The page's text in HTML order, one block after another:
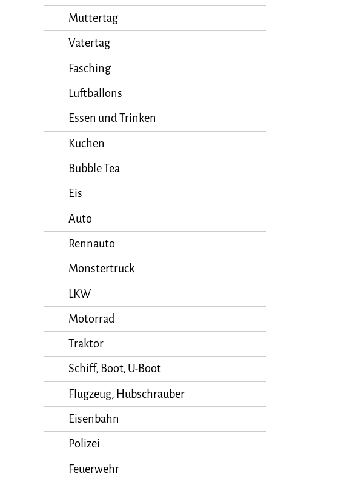
Muttertag
Vatertag
Fasching
Luftballons
Essen und Trinken
Kuchen
Bubble Tea
Eis
Auto
Rennauto
Monstertruck
LKW
Motorrad
Traktor
Schiff, Boot, U-Boot
Flugzeug, Hubschrauber
Eisenbahn
Polizei
Feuerwehr